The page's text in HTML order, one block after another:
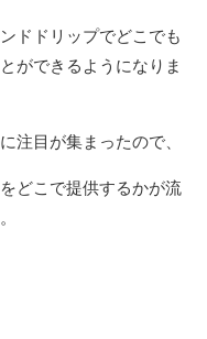
ドドリップでどこでも
ができるようになりま
注目が集まったので、
どこで提供するかが流